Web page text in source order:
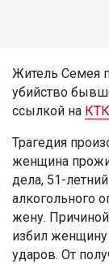
Житель Семея
убийство
ссылкой на
Трагедия
женщина
дела, 51-
алкогольного
жену.
избил женщину
ударов. От